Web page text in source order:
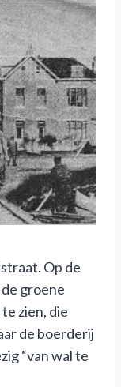
Op de
groene
zien, die
de boerderij
“van wal te